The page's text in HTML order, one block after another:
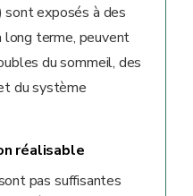
exposés à des
long terme, peuvent
du sommeil, des
du système
réalisable
pas suffisantes